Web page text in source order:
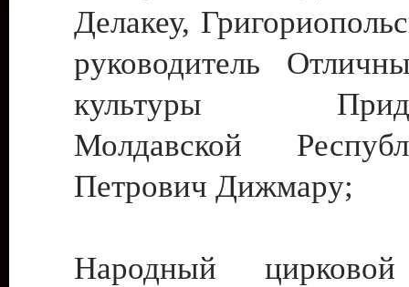
Делакеу,
руководитель
культуры
Молдавской
Петрович Дижмару;
Народный цирковой